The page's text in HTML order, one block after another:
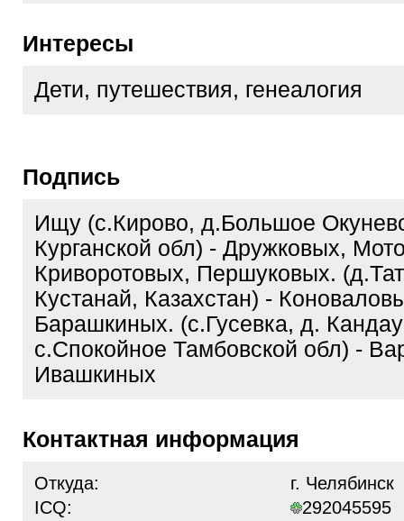
Интересы
Дети, путешествия, генеалогия
Подпись
Ищу (с.Кирово, д.Большое
Курганской обл) - Дружковых,
Криворотовых, Першуковых.
Кустанай, Казахстан) -
Барашкиных. (с.Гусевка, д.
с.Спокойное Тамбовской обл) -
Ивашкиных
Контактная информация
Откуда:
г. Челябинск
ICQ:
292045595